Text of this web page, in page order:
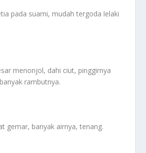
pada suami, mudah tergoda lelaki
menonjol, dahi ciut, pinggirnya
rambutnya.
gemar, banyak airnya, tenang.